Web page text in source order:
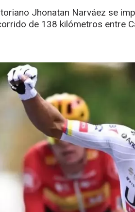
Jhonatan Narváez se
de 138 kilómetros entre